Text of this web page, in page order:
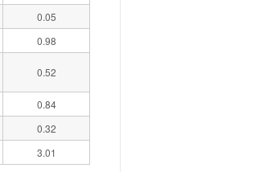
0.05
0.98
0.52
0.84
0.32
3.01